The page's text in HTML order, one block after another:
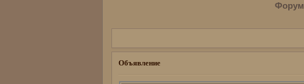
Форум
Объявление